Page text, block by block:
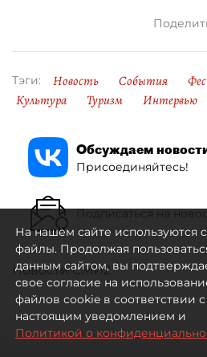
Тэги: Новость События
Культура
Туризм Интервью
Обсуждаем
Присоединяйтесь!
Подписаться на
Новости СМИ2
На нашем сайте используются
файлы. Продолжая
данным сайтом, вы
свое согласие на
файлов cookie в соответствии с
настоящим уведомлением и
Политикой о